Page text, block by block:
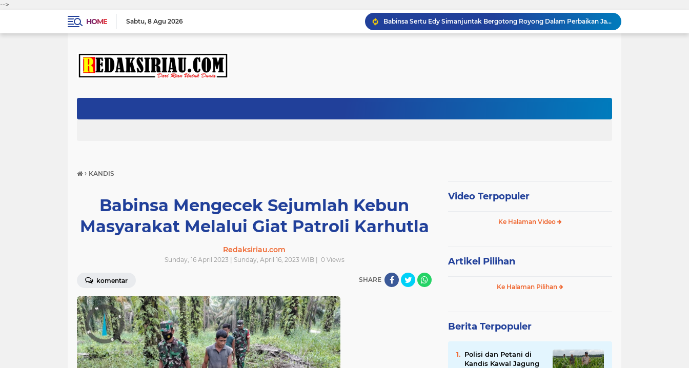
-->
HOME
Sabtu 8 Agu 2026
Babinsa Sertu Edy Simanjuntak Bergotong Royong Dalam Perbaikan Jalan Warga di Kampung Kandis
Babinsa Kampung Kandis Berpatroli Karhutla Dengan Warga Tempatan
Polisi Masuk Ladang! Polsek Kandis Rawat Jagung, Jaga Asa Swasembada Pangan
› KANDIS
Babinsa Mengecek Sejumlah Kebun
Masyarakat Melalui Giat Patroli Karhutla
Redaksiriau.com
Sunday, 16 April 2023 | Sunday, April 16, 2023 WIB | 0Views
komentar SHARE
Video Terpopuler
Ke Halaman Video
Artikel Pilihan
Ke Halaman Pilihan
Berita Terpopuler
Polisi dan Petani di
Kandis Kawal Jagung